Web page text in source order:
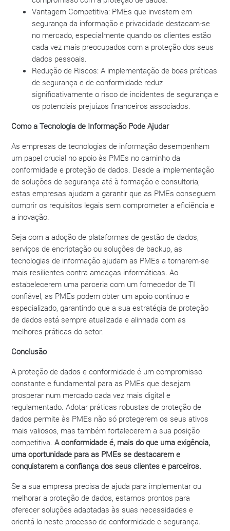
Vantagem Competitiva: PMEs que investem em
segurança da informação e privacidade destacam-se
no mercado, especialmente quando os clientes estão
cada vez mais preocupados com a proteção dos seus
dados pessoais.
Redução de Riscos: A implementação de boas práticas
de segurança e de conformidade reduz
significativamente o risco de incidentes de segurança e
os potenciais prejuízos financeiros associados.
Como a Tecnologia de Informação Pode Ajudar
As empresas de tecnologias de informação desempenham
um papel crucial no apoio às PMEs no caminho da
conformidade e proteção de dados. Desde a implementação
de soluções de segurança até à formação e consultoria,
estas empresas ajudam a garantir que as PMEs conseguem
cumprir os requisitos legais sem comprometer a eficiência e
a inovação.
Seja com a adoção de plataformas de gestão de dados,
serviços de encriptação ou soluções de backup, as
tecnologias de informação ajudam as PMEs a tornarem-se
mais resilientes contra ameaças informáticas. Ao
estabelecerem uma parceria com um fornecedor de TI
confiável, as PMEs podem obter um apoio contínuo e
especializado, garantindo que a sua estratégia de proteção
de dados está sempre atualizada e alinhada com as
melhores práticas do setor.
Conclusão
A proteção de dados e conformidade é um compromisso
constante e fundamental para as PMEs que desejam
prosperar num mercado cada vez mais digital e
regulamentado. Adotar práticas robustas de proteção de
dados permite às PMEs não só protegerem os seus ativos
mais valiosos, mas também fortalecerem a sua posição
competitiva.A conformidade é, mais do que uma exigência,
uma oportunidade para as PMEs se destacarem e
conquistarem a confiança dos seus clientes e parceiros.
Se a sua empresa precisa de ajuda para implementar ou
melhorar a proteção de dados, estamos prontos para
oferecer soluções adaptadas às suas necessidades e
orientá-lo neste processo de conformidade e segurança.